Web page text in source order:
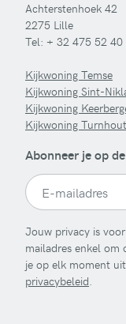
Achterstenhoek 42
2275 Lille
Tel: + 32 475 52 40
Kijkwoning Temse
Kijkwoning Sint-
Kijkwoning
Kijkwoning Turnhout
Abonneer je op
Jouw privacy is
mailadres enkel om
je op elk moment
privacybeleid.